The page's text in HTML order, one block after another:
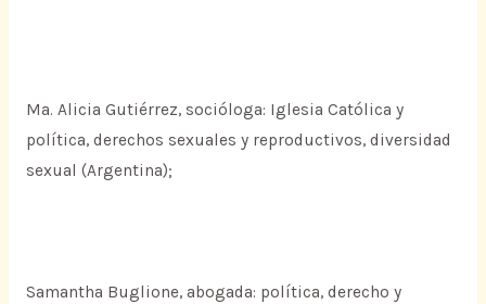
Ma. Alicia Gutiérrez, socióloga: Iglesia Católica y
política, derechos sexuales y reproductivos, diversidad
sexual (Argentina);
Samantha Buglione, abogada: política, derecho y